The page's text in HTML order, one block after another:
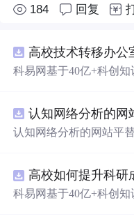
184 回复
科易网基于40亿+科创
新领域的AI+数智化解
智能化发展。
认知网络分析的网站平替
高校如何提升科研
科易网基于40亿+科创